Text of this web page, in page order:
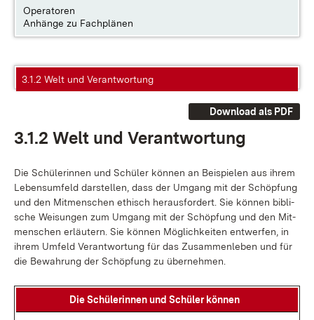
Operatoren
Anhänge zu Fachplänen
3.1.2 Welt und Verantwortung
Download als PDF
3.1.2 Welt und Ver­ant­wor­tung
Die Schü­le­rin­nen und Schü­ler kön­nen an Bei­spie­len aus ih­rem
Lebens­um­feld dar­stel­len, dass der Um­gang mit der Schöp­fung
und den Mit­men­schen ethisch her­aus­for­dert. Sie kön­nen bi­bli­
sche Wei­sun­gen zum Um­gang mit der Schöp­fung und den Mit­
men­schen er­läu­tern. Sie kön­nen Mög­lich­kei­ten ent­wer­fen, in
ih­rem Um­feld Ver­ant­wor­tung für das Zu­sam­men­le­ben und für
die Be­wah­rung der Schöp­fung zu über­neh­men.
Die Schü­le­rin­nen und Schü­ler kön­nen